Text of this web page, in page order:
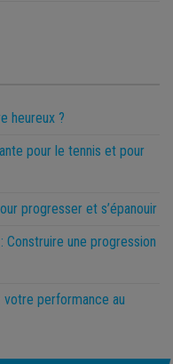
heureux ?
pour le tennis et pour
progresser et s’épanouir
Construire une progression
performance au